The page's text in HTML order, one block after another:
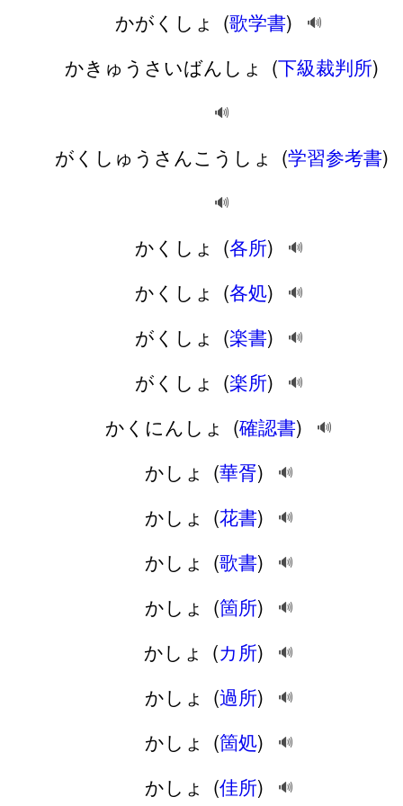
かがくしょ (歌学書) 🔊
かきゅうさいばんしょ (下級裁判所)
🔊
がくしゅうさんこうしょ (学習参考書)
🔊
かくしょ (各所) 🔊
かくしょ (各処) 🔊
がくしょ (楽書) 🔊
がくしょ (楽所) 🔊
かくにんしょ (確認書) 🔊
かしょ (華胥) 🔊
かしょ (花書) 🔊
かしょ (歌書) 🔊
かしょ (箇所) 🔊
かしょ (カ所) 🔊
かしょ (過所) 🔊
かしょ (箇処) 🔊
かしょ (佳所) 🔊